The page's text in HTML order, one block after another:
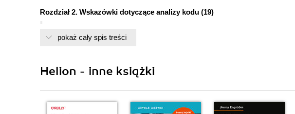
Rozdział 2. Wskazówki dotyczące analizy kodu (19)
Identyfikacja sekcji w kodzie (21)
Identyfikacja znaczenia każdej zmiennej (24)
Zmienne ograniczone (26)
pokaż cały spis treści
Helion - inne książki